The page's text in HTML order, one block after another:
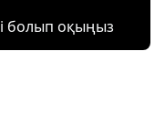
болып оқыңыз